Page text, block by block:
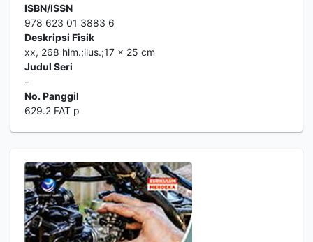
ISBN/ISSN
978 623 01 3883 6
Deskripsi Fisik
xx, 268 hlm.;ilus.;17 x 25 cm
Judul Seri
-
No. Panggil
629.2 FAT p